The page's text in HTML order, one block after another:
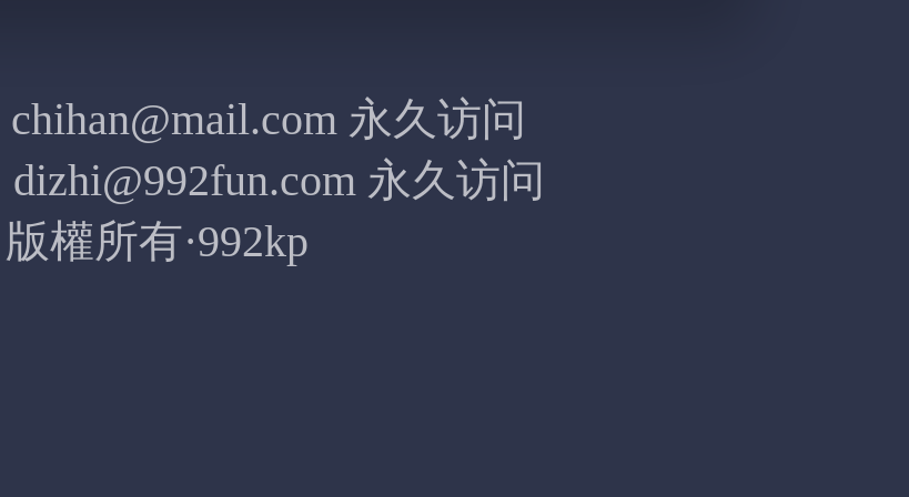
chihan@mail.com永久访问
dizhi@992fun.com 永久访问
版權所有·992kp